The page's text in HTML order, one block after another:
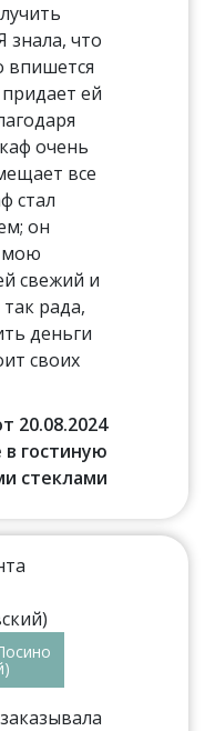
знала, что
впишется
ей
очень
все
стал
он
мою
свежий и
рада,
деньги
своих
20.08.2024
гостиную
стеклами